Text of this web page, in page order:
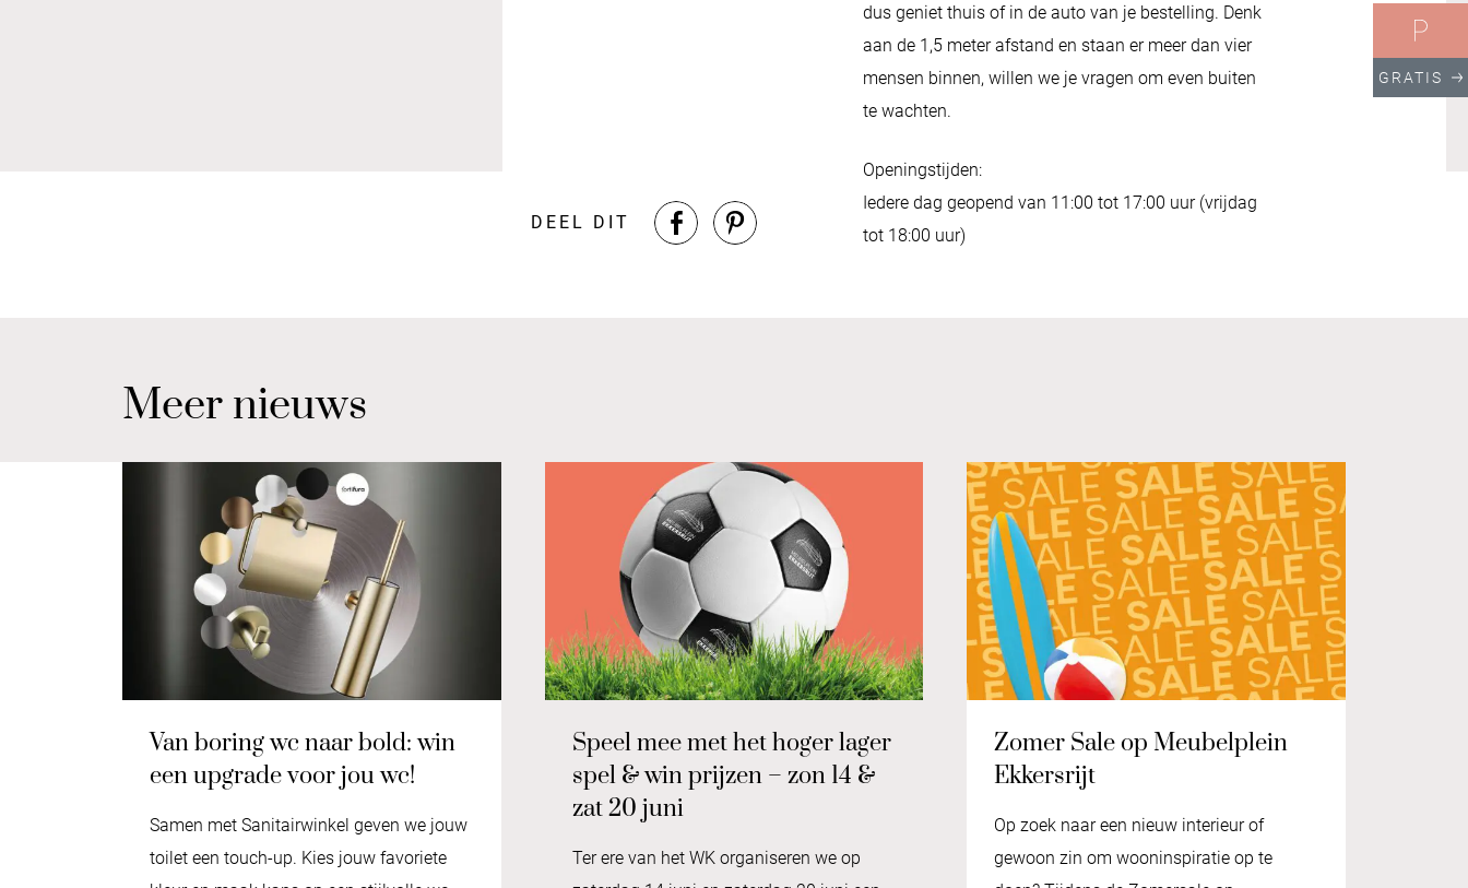
DEEL DIT
dus geniet thuis of in de auto van je bestelling. Denk
aan de 1,5 meter afstand en staan er meer dan vier
mensen binnen, willen we je vragen om even buiten
te wachten.
Openingstijden:
Iedere dag geopend van 11:00 tot 17:00 uur (vrijdag
tot 18:00 uur)
Meer nieuws
Van boring wc naar bold: win
een upgrade voor jou wc!
Samen met Sanitairwinkel geven we jouw
toilet een touch-up. Kies jouw favoriete
Speel mee met het hoger lager
spel & win prijzen – zon 14 &
zat 20 juni
Ter ere van het WK organiseren we op
Zomer Sale op Meubelplein
Ekkersrijt
Op zoek naar een nieuw interieur of
gewoon zin om wooninspiratie op te
GRATIS